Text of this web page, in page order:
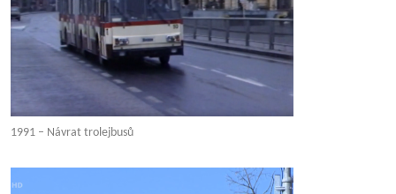
1991 – Návrat trolejbusů